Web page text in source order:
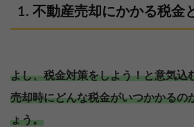
不動産売却にかかる税金
よし、税金対策をしよう！と意気込
売却時にどんな税金がいつかかるの
ょう。